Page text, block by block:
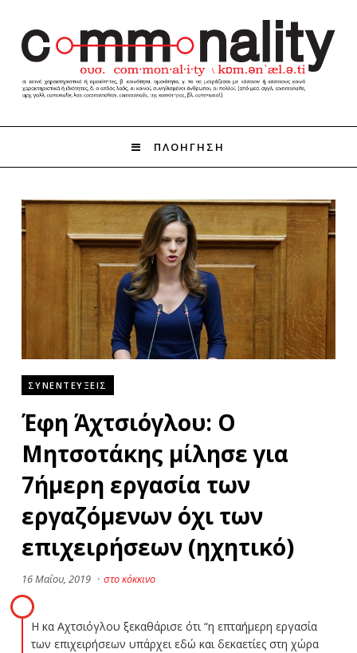
ΠΛΟΗΓΗΣΗ
ΣΥΝΕΝΤΕΥΞΕΙΣ
Έφη Άχτσιόγλου: Ο
Μητσοτάκης μίλησε για
7ήμερη εργασία των
εργαζόμενων όχι των
επιχειρήσεων (ηχητικό)
16 Μαΐου, 2019 · στο κόκκινο
Η κα Αχτσιόγλου ξεκαθάρισε ότι “η επταήμερη εργασία
των επιχειρήσεων υπάρχει εδώ και δεκαετίες στη χώρα